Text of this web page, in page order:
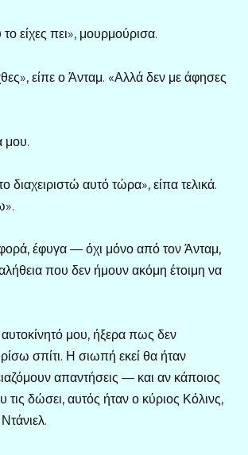
είχες πει», μουρμούρισα.
είπε ο Άνταμ. «Αλλά δεν με άφησες
μου.
διαχειριστώ αυτό τώρα», είπα τελικά.
φορά, έφυγα — όχι μόνο από τον Άνταμ,
που δεν ήμουν ακόμη έτοιμη να
μου, ήξερα πως δεν
σπίτι. Η σιωπή εκεί θα ήταν
απαντήσεις — και αν κάποιος
δώσει, αυτός ήταν ο κύριος Κόλινς,